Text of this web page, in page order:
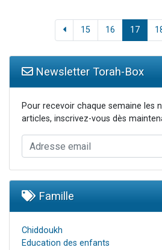
15 16 17
Newsletter Torah-Box
Pour recevoir chaque semaine les
articles, inscrivez-vous dès
Famille
Chiddoukh
Education des enfants